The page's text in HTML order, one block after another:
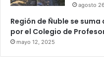
agosto
Región de Ñuble se
por el Colegio de
mayo 12, 2025